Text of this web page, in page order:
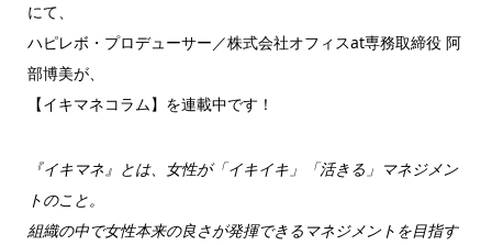
にて、
ハピレボ・プロデューサー／株式会社オフィスat専務取締役 阿
部博美が、
【イキマネコラム】を連載中です！
『イキマネ』とは、女性が「イキイキ」「活きる」マネジメン
トのこと。
組織の中で女性本来の良さが発揮できるマネジメントを目指す